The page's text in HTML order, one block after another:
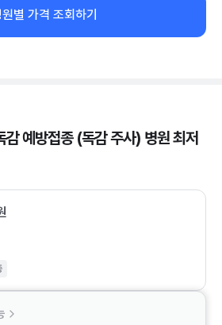
원별 가격 조회하기
감 예방접종 (독감 주사) 병원 최저